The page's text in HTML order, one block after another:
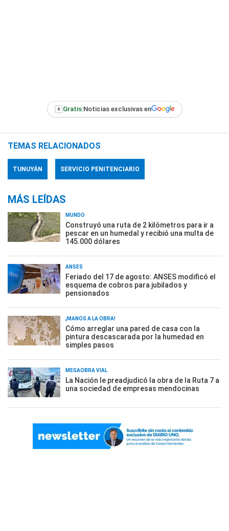
+ Gratis:Noticias exclusivas en
TEMAS RELACIONADOS
TUNUYÁN SERVICIO PENITENCIARIO
MÁS LEÍDAS
MUNDO
Construyó una ruta de 2 kilómetros para ir a
pescar en un humedal y recibió una multa de
145.000 dólares
ANSES
Feriado del 17 de agosto: ANSES modificó el
esquema de cobros para jubilados y
pensionados
¡MANOS A LA OBRA!
Cómo arreglar una pared de casa con la
pintura descascarada por la humedad en
simples pasos
MEGAOBRA VIAL
La Nación le preadjudicó la obra de la Ruta 7 a
una sociedad de empresas mendocinas